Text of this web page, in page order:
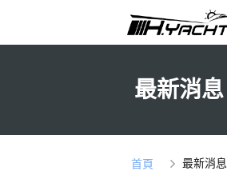
最新消息
首頁 最新消息